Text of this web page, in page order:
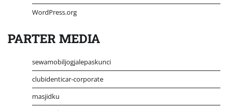
WordPress.org
PARTER MEDIA
sewamobiljogjalepaskunci
clubidenticar-corporate
masjidku